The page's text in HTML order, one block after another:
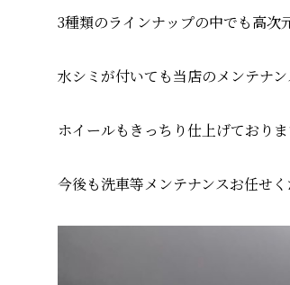
3種類のラインナップの中でも高次
水シミが付いても当店のメンテナ
ホイールもきっちり仕上げておりま
今後も洗車等メンテナンスお任せく